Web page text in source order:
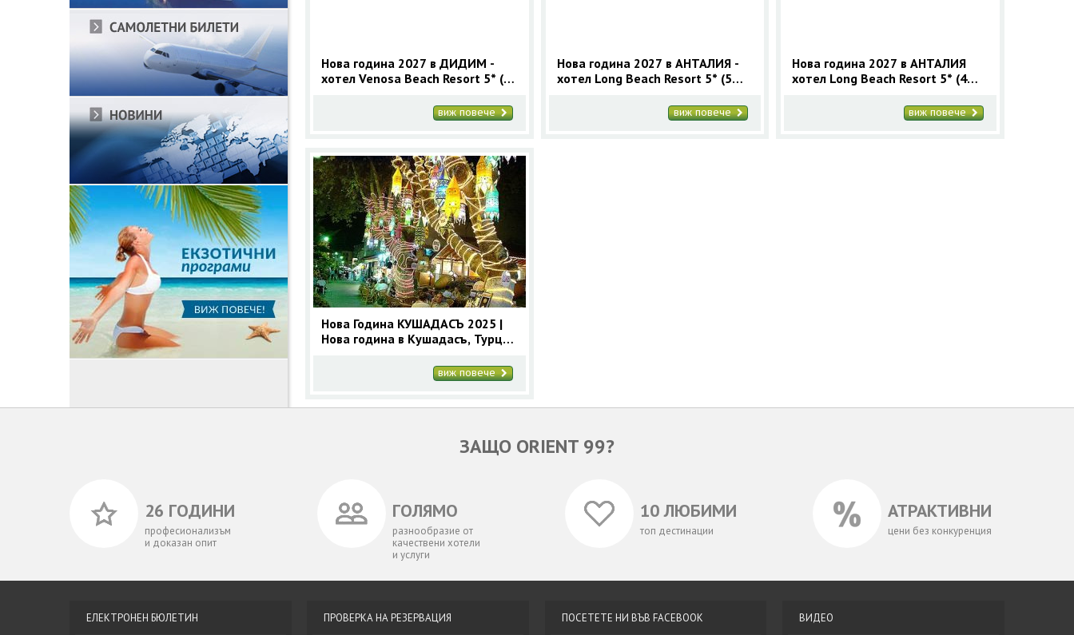
Нова година 2027 в ДИДИМ -
хотел Venosa Beach Resort 5* (4
виж повече
Нова година 2027 в АНТАЛИЯ -
хотел Long Beach Resort 5* (5
виж повече
Нова година 2027 в АНТАЛИЯ
хотел Long Beach Resort 5* (4
виж повече
Нова Година КУШАДАСЪ 2025 |
Нова година в Кушадасъ, Турция
виж повече
ЗАЩО ORIENT 99?
26 ГОДИНИ
професионализъм
и доказан опит
ГОЛЯМО
разнообразие от
качествени хотели
и услуги
10 ЛЮБИМИ
топ дестинации
АТРАКТИВНИ
цени без конкуренция
ЕЛЕКТРОНЕН БЮЛЕТИН ПРОВЕРКА НА РЕЗЕРВАЦИЯ ПОСЕТЕТЕ НИ ВЪВ FACEBOOK ВИДЕО